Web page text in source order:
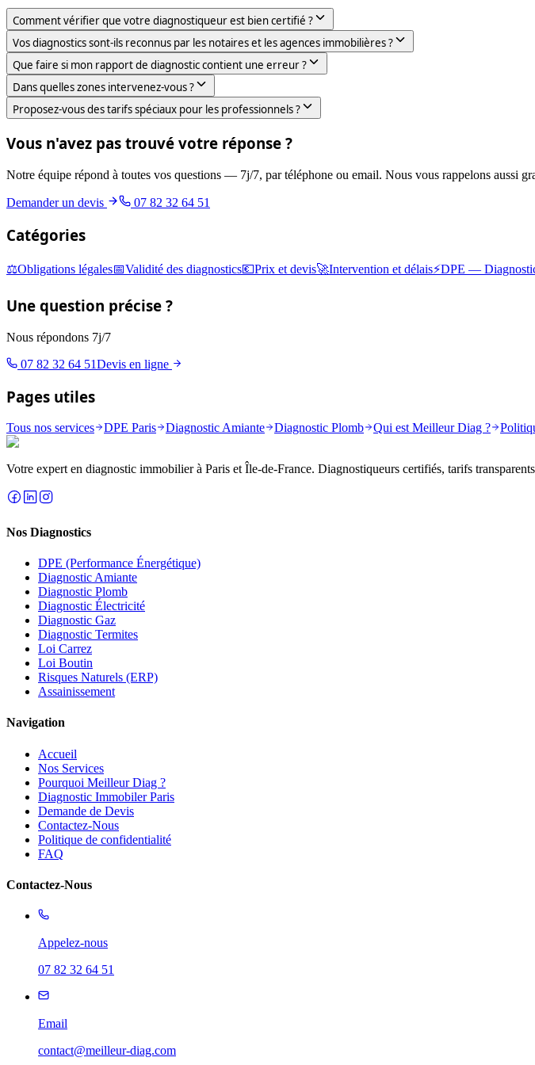
Comment vérifier que votre diagnostiqueur est bien certifié ?
Vos diagnostics sont-ils reconnus par les notaires et les agences immobilières ?
Que faire si mon rapport de diagnostic contient une erreur ?
Dans quelles zones intervenez-vous ?
Proposez-vous des tarifs spéciaux pour les professionnels ?
Vous n'avez pas trouvé votre réponse ?
Notre équipe répond à toutes vos questions — 7j/7, par téléphone ou email. Nous vous rappelons aussi
Demander un devis 07 82 32 64 51
Catégories
⚖️Obligations légales📅Validité des diagnostics💶Prix et devis🚀Intervention et délais⚡DPE —
Une question précise ?
Nous répondons 7j/7
07 82 32 64 51Devis en ligne
Pages utiles
Tous nos services DPE Paris Diagnostic Amiante Diagnostic Plomb Qui est Meilleur Diag ?
Votre expert en diagnostic immobilier à Paris et Île-de-France. Diagnostiqueurs certifiés, tarifs
Nos Diagnostics
DPE (Performance Énergétique)
Diagnostic Amiante
Diagnostic Plomb
Diagnostic Électricité
Diagnostic Gaz
Diagnostic Termites
Loi Carrez
Loi Boutin
Risques Naturels (ERP)
Assainissement
Navigation
Accueil
Nos Services
Pourquoi Meilleur Diag ?
Diagnostic Immobiler Paris
Demande de Devis
Contactez-Nous
Politique de confidentialité
FAQ
Contactez-Nous
Appelez-nous
07 82 32 64 51
Email
contact@meilleur-diag.com